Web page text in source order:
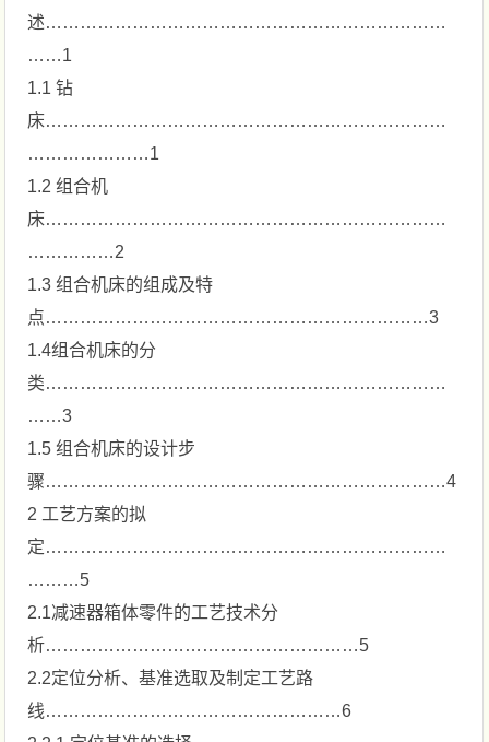
述……………………………………………………………
……1
1.1 钻
床……………………………………………………………
…………………1
1.2 组合机
床……………………………………………………………
……………2
1.3 组合机床的组成及特
点…………………………………………………………3
1.4组合机床的分
类……………………………………………………………
……3
1.5 组合机床的设计步
骤……………………………………………………………4
2 工艺方案的拟
定……………………………………………………………
………5
2.1减速器箱体零件的工艺技术分
析………………………………………………5
2.2定位分析、基准选取及制定工艺路
线……………………………………………6